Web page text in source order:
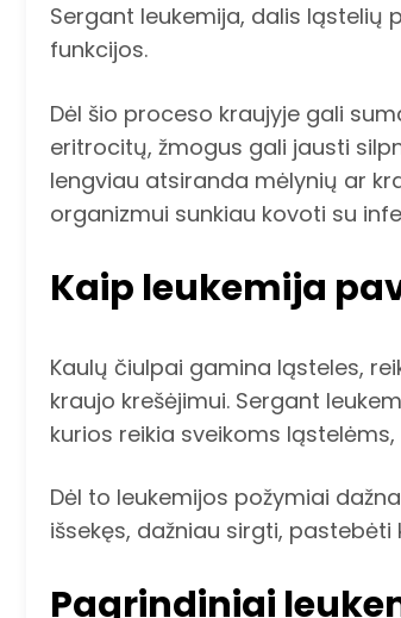
Sergant leukemija, dalis ląstelių
funkcijos.
Dėl šio proceso kraujyje gali
eritrocitų, žmogus gali jausti
lengviau atsiranda mėlynių ar
organizmui sunkiau kovoti su
Kaip leukemija
Kaulų čiulpai gamina ląsteles,
kraujo krešėjimui. Sergant
kurios reikia sveikoms
Dėl to leukemijos požymiai
išsekęs, dažniau sirgti,
Pagrindiniai